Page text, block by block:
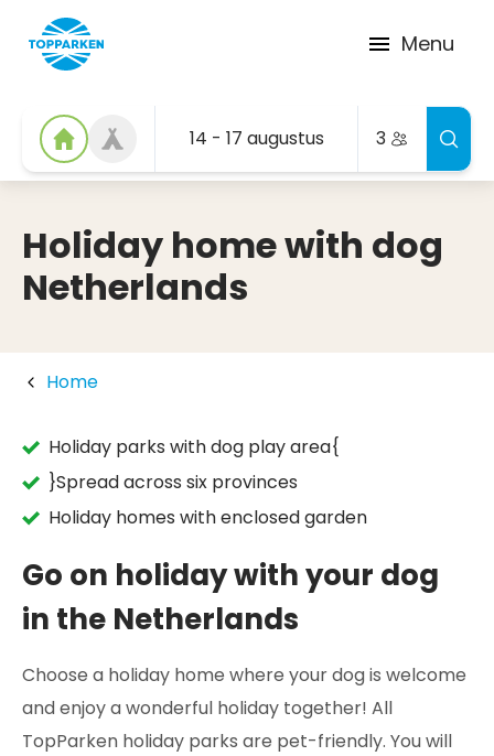
Menu
14 - 17 augustus 3
Holiday home with dog
Netherlands
Home
Holiday parks with dog play area{
}Spread across six provinces
Holiday homes with enclosed garden
Go on holiday with your dog
in the Netherlands
Choose a holiday home where your dog is welcome
and enjoy a wonderful holiday together! All
TopParken holiday parks are pet-friendly. You will